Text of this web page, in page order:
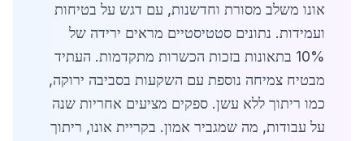
אונו משלב מסורת וחדשנות, עם דגש על בטיחות
ועמידות. נתונים סטטיסטיים מראים ירידה של
10% בתאונות בזכות הכשרות מתקדמות. העתיד
מבטיח צמיחה נוספת עם השקעות בסביבה ירוקה,
כמו ריתוך ללא עשן. ספקים מציעים אחריות שנה
על עבודות, מה שמגביר אמון. בקריית אונו, ריתוך